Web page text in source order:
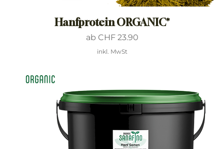
Hanfprotein ORGANIC*
ab CHF 23.90
Sale-Preis
inkl. MwSt